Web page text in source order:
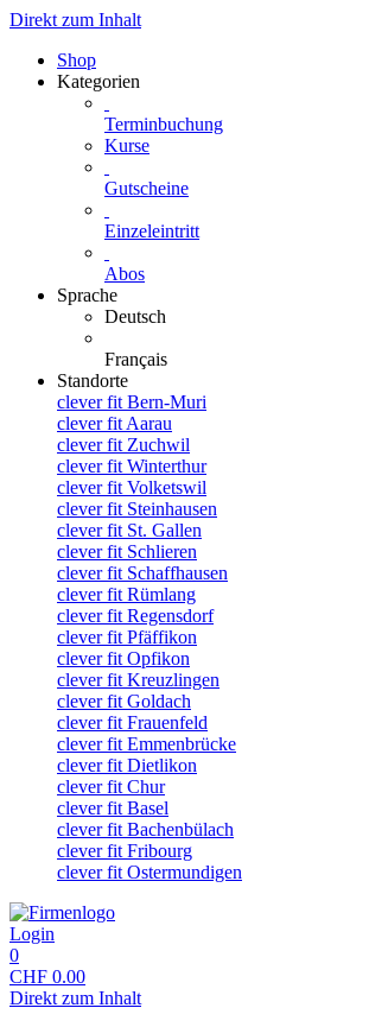
Direkt zum Inhalt
Shop
Kategorien
Terminbuchung
Kurse
Gutscheine
Einzeleintritt
Abos
Sprache
Deutsch
Français
Standorte
clever fit Bern-Muri
clever fit Aarau
clever fit Zuchwil
clever fit Winterthur
clever fit Volketswil
clever fit Steinhausen
clever fit St. Gallen
clever fit Schlieren
clever fit Schaffhausen
clever fit Rümlang
clever fit Regensdorf
clever fit Pfäffikon
clever fit Opfikon
clever fit Kreuzlingen
clever fit Goldach
clever fit Frauenfeld
clever fit Emmenbrücke
clever fit Dietlikon
clever fit Chur
clever fit Basel
clever fit Bachenbülach
clever fit Fribourg
clever fit Ostermundigen
Login
0
CHF 0.00
Direkt zum Inhalt